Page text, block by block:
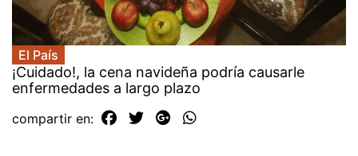
El País
¡Cuidado!, la cena navideña podría causarle
enfermedades a largo plazo
compartir en: